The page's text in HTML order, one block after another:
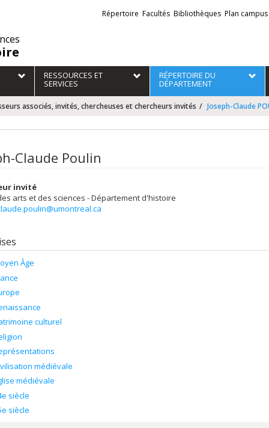
Liens
externes
Répertoire Facultés Bibliothèques Plan campus
RESSOURCES ET
SERVICES
RÉPERTOIRE DU
DÉPARTEMENT
associés, invités, chercheuses et chercheurs invités Joseph-Claude
Claude Poulin
invité
arts et des sciences - Département d'histoire
Âge
culturel
médiévale
médiévale
siècle
siècle